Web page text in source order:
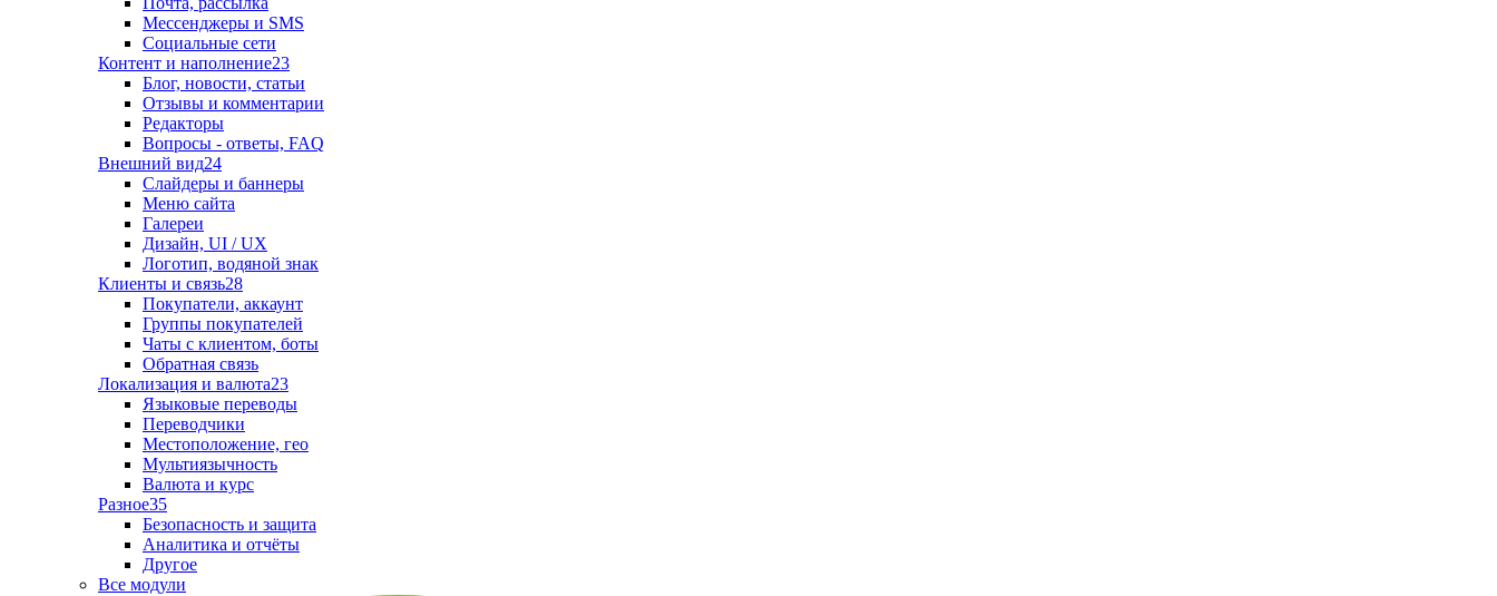
Мессенджеры и SMS
Социальные сети
Контент и наполнение23
Блог, новости, статьи
Отзывы и комментарии
Редакторы
Вопросы - ответы, FAQ
Внешний вид24
Слайдеры и баннеры
Меню сайта
Галереи
Дизайн, UI / UX
Логотип, водяной знак
Клиенты и связь28
Покупатели, аккаунт
Группы покупателей
Чаты с клиентом, боты
Обратная связь
Локализация и валюта23
Языковые переводы
Переводчики
Местоположение, гео
Мультиязычность
Валюта и курс
Разное35
Безопасность и защита
Аналитика и отчёты
Другое
Все модули